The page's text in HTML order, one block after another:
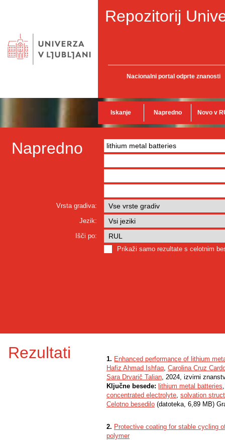
Repozitorij
Nacionalni portal odprte znanosti
Iskanje Napredno Novo v
Napredno
Vrsta gradiva:
Jezik:
Išči po:
Prikaži samo rezultate s celotnim
Rezultati 1. Enhanced performance of lithium
Hafiz Ahmad Ishfaq, Carolina Cruz
Sara Drvarič Talian, 2024, izvirni
Ključne besede: lithium metal batteries
concentrated electrolyte, solvation
Celotno besedilo (datoteka, 6,89 MB)
2. Protective coating for stable cycling
polymer